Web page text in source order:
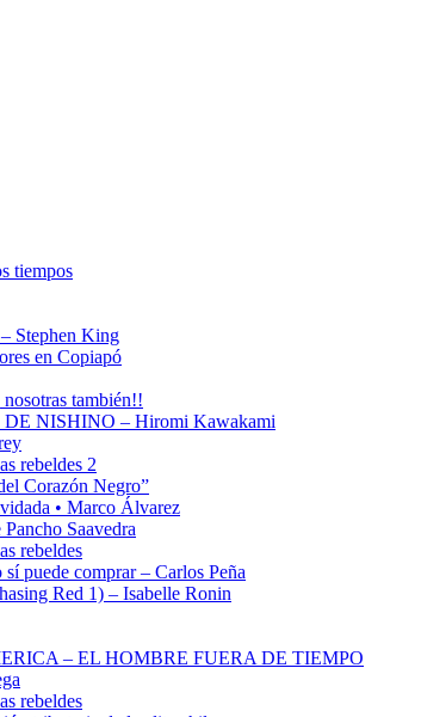
tiempos
Stephen King
en Copiapó
también!!
DE NISHINO – Hiromi Kawakami
rebeldes 2
Corazón Negro”
• Marco Álvarez
Saavedra
rebeldes
puede comprar – Carlos Peña
Red 1) – Isabelle Ronin
– EL HOMBRE FUERA DE TIEMPO
rebeldes